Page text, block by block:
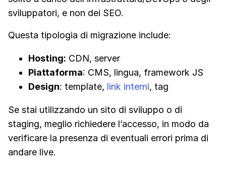
sviluppatori, e non dei SEO.
Questa tipologia di migrazione include:
Hosting: CDN, server
Piattaforma: CMS, lingua, framework JS
Design: template, link interni, tag
Se stai utilizzando un sito di sviluppo o di
staging, meglio richiedere l’accesso, in modo da
verificare la presenza di eventuali errori prima di
andare live.